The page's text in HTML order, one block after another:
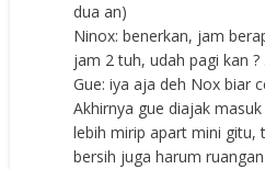
dua an)
Ninox: benerkan, jam
jam 2 tuh, udah pagi kan
Gue: iya aja deh Nox biar
Akhirnya gue diajak
lebih mirip apart mini gitu,
bersih juga harum